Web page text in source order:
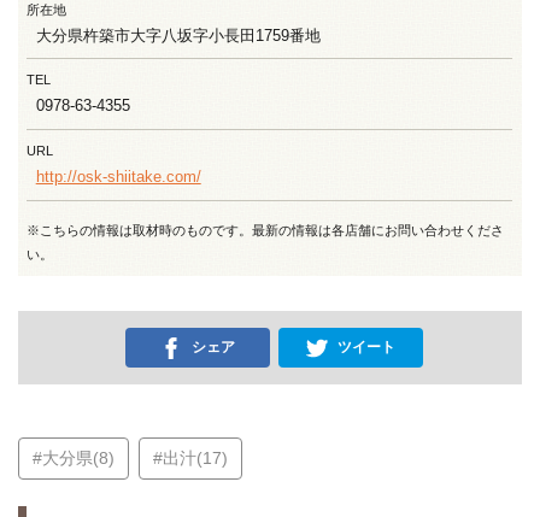
所在地
大分県杵築市大字八坂字小長田1759番地
TEL
0978-63-4355
URL
http://osk-shiitake.com/
※こちらの情報は取材時のものです。最新の情報は各店舗にお問い合わせくださ
い。
シェア ツイート
#大分県(8) #出汁(17)